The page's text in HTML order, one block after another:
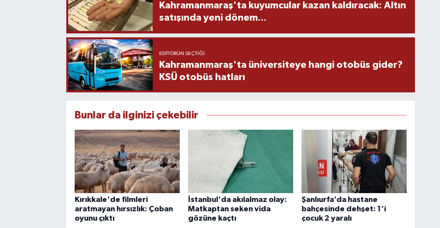
Kahramanmaraş'ta kuyumcular kazan kaldıracak: Altın
satışında yeni dönem...
EDITÖRÜN SEÇTIĞI
Kahramanmaraş'ta üniversiteye hangi otobüs gider?
KSÜ otobüs hatları
Bunlar da ilginizi çekebilir
Kırıkkale'de filmleri
aratmayan hırsızlık: Çoban
oyunu çıktı
İstanbul'da akılalmaz olay:
Matkaptan seken vida
gözüne kaçtı
Şanlıurfa’da hastane
bahçesinde dehşet: 1'i
çocuk 2 yaralı